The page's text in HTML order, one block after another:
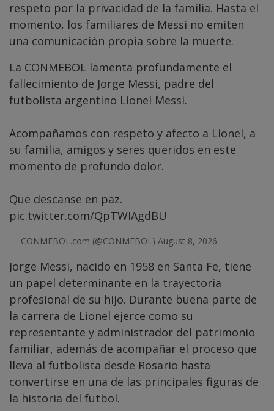
respeto por la privacidad de la familia. Hasta el
momento, los familiares de Messi no emiten
una comunicación propia sobre la muerte.
La CONMEBOL lamenta profundamente el
fallecimiento de Jorge Messi, padre del
futbolista argentino Lionel Messi.
Acompañamos con respeto y afecto a Lionel, a
su familia, amigos y seres queridos en este
momento de profundo dolor.
Que descanse en paz.
pic.twitter.com/QpTWIAgdBU
— CONMEBOL.com (@CONMEBOL) August 8, 2026
Jorge Messi, nacido en 1958 en Santa Fe, tiene
un papel determinante en la trayectoria
profesional de su hijo. Durante buena parte de
la carrera de Lionel ejerce como su
representante y administrador del patrimonio
familiar, además de acompañar el proceso que
lleva al futbolista desde Rosario hasta
convertirse en una de las principales figuras de
la historia del futbol.